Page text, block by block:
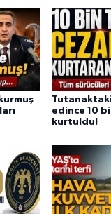
edince 10
kurtuldu!